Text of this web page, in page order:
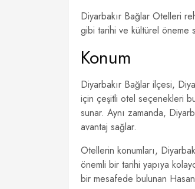
Diyarbakır Bağlar Otelleri
gibi tarihi ve kültürel öneme
Konum
Diyarbakır Bağlar ilçesi,
için çeşitli otel seçenekleri
sunar. Aynı zamanda,
avantaj sağlar.
Otellerin konumları,
önemli bir tarihi yapıya
bir mesafede bulunan